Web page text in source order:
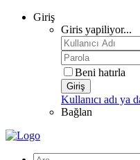
Giriş
Giris yapiliyor...
Beni hatırla
Giriş
Kullanıcı adı ya
Bağlan